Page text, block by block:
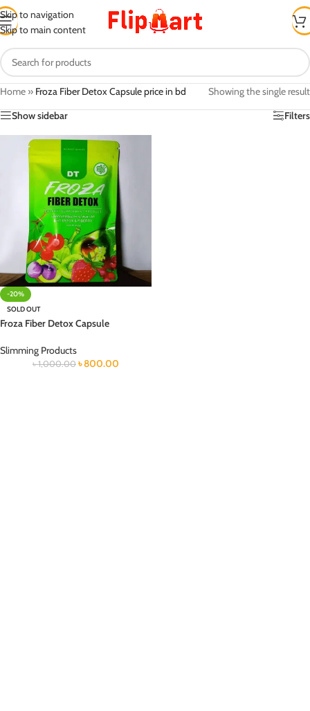
Skip to navigation
Skip to main content
Home » Froza Fiber Detox Capsule price in bd
Showing the single result
Show sidebar
Filters
-20%
SOLD OUT
Froza Fiber Detox Capsule
Slimming Products
৳1,000.00 ৳800.00